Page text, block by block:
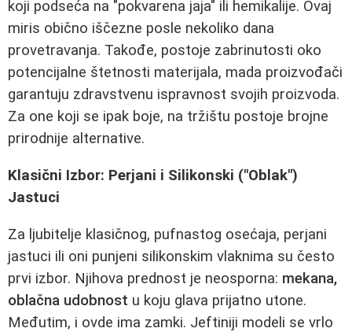
koji podseća na "pokvarena jaja" ili hemikalije. Ovaj
miris obično iščezne posle nekoliko dana
provetravanja. Takođe, postoje zabrinutosti oko
potencijalne štetnosti materijala, mada proizvođači
garantuju zdravstvenu ispravnost svojih proizvoda.
Za one koji se ipak boje, na tržištu postoje brojne
prirodnije alternative.
Klasični Izbor: Perjani i Silikonski ("Oblak")
Jastuci
Za ljubitelje klasičnog, pufnastog osećaja, perjani
jastuci ili oni punjeni silikonskim vlaknima su često
prvi izbor. Njihova prednost je neosporna: mekana,
oblačna udobnost u koju glava prijatno utone.
Međutim, i ovde ima zamki. Jeftiniji modeli se vrlo